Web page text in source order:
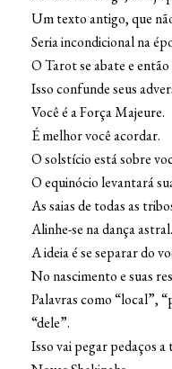
Um texto antigo, que
Seria incondicional na
O Tarot se abate e então
Isso confunde seus
Você é a Força Majeure.
É melhor você acordar.
O solstício está sobre
O equinócio levantará
As saias de todas as
Alinhe-se na dança astral.
A ideia é se separar do
No nascimento e suas
Palavras como “local”,
“dele”.
Isso vai pegar pedaços a